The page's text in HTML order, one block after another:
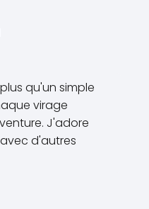
qu'un simple
virage
J'adore
d'autres